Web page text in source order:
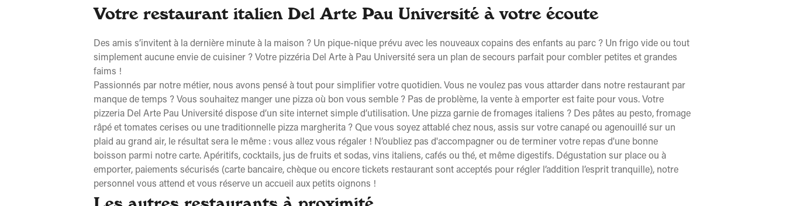
Votre restaurant italien Del Arte Pau Université à votre écoute
Des amis s’invitent à la dernière minute à la maison ? Un pique-nique prévu avec les nouveaux copains des enfants au parc ? Un frigo vide ou tout
simplement aucune envie de cuisiner ? Votre pizzéria Del Arte à Pau Université sera un plan de secours parfait pour combler petites et grandes
faims !
Passionnés par notre métier, nous avons pensé à tout pour simplifier votre quotidien. Vous ne voulez pas vous attarder dans notre restaurant par
manque de temps ? Vous souhaitez manger une pizza où bon vous semble ? Pas de problème, la vente à emporter est faite pour vous. Votre
pizzeria Del Arte Pau Université dispose d’un site internet simple d’utilisation. Une pizza garnie de fromages italiens ? Des pâtes au pesto, fromage
râpé et tomates cerises ou une traditionnelle pizza margherita ? Que vous soyez attablé chez nous, assis sur votre canapé ou agenouillé sur un
plaid au grand air, le résultat sera le même : vous allez vous régaler ! N’oubliez pas d'accompagner ou de terminer votre repas d'une bonne
boisson parmi notre carte. Apéritifs, cocktails, jus de fruits et sodas, vins italiens, cafés ou thé, et même digestifs. Dégustation sur place ou à
emporter, paiements sécurisés (carte bancaire, chèque ou encore tickets restaurant sont acceptés pour régler l’addition l’esprit tranquille), notre
personnel vous attend et vous réserve un accueil aux petits oignons !